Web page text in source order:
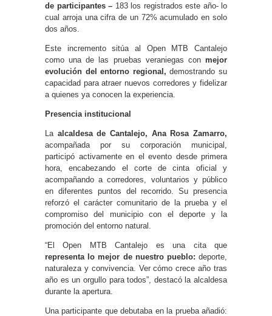
de participantes – 183 los registrados este año- lo
cual arroja una cifra de un 72% acumulado en solo
dos años.
Este incremento sitúa al Open MTB Cantalejo
como una de las pruebas veraniegas con mejor
evolución del entorno regional, demostrando su
capacidad para atraer nuevos corredores y fidelizar
a quienes ya conocen la experiencia.
Presencia institucional
La alcaldesa de Cantalejo, Ana Rosa Zamarro,
acompañada por su corporación municipal,
participó activamente en el evento desde primera
hora, encabezando el corte de cinta oficial y
acompañando a corredores, voluntarios y público
en diferentes puntos del recorrido. Su presencia
reforzó el carácter comunitario de la prueba y el
compromiso del municipio con el deporte y la
promoción del entorno natural.
“El Open MTB Cantalejo es una cita que
representa lo mejor de nuestro pueblo: deporte,
naturaleza y convivencia. Ver cómo crece año tras
año es un orgullo para todos”, destacó la alcaldesa
durante la apertura.
Una participante que debutaba en la prueba añadió: